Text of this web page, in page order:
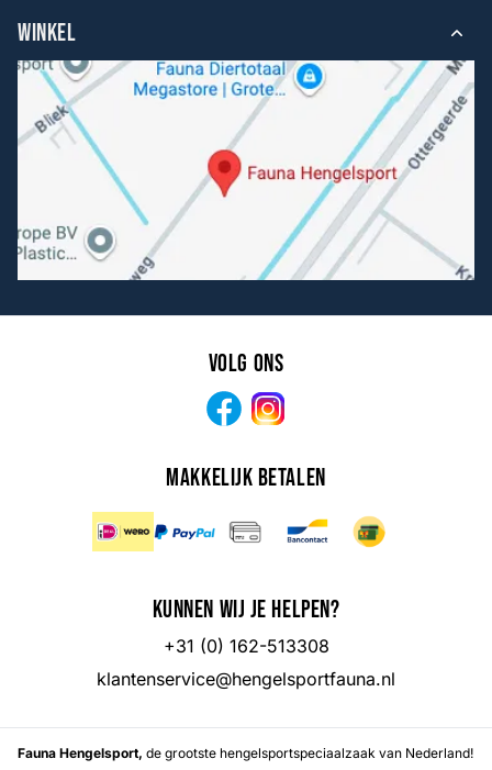
WINKEL
Volg ons
Facebook
Makkelijk betalen
Kunnen wij je helpen?
+31 (0) 162-513308
klantenservice@hengelsportfauna.nl
Fauna Hengelsport, de grootste hengelsportspeciaalzaak van Nederland!